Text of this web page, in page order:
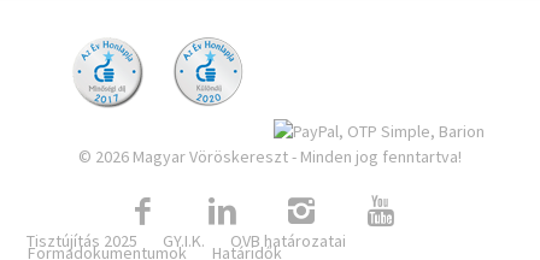
© 2026 Magyar Vöröskereszt - Minden jog fenntartva!
Tisztújítás 2025 GY.I.K. OVB határozatai
Formadokumentumok Határidők